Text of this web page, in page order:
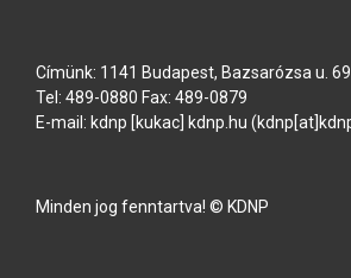
Címünk: 1141 Budapest, Bazsarózsa u. 69.
Tel: 489-0880 Fax: 489-0879
E-mail: kdnp [kukac] kdnp hu
Minden jog fenntartva! © KDNP